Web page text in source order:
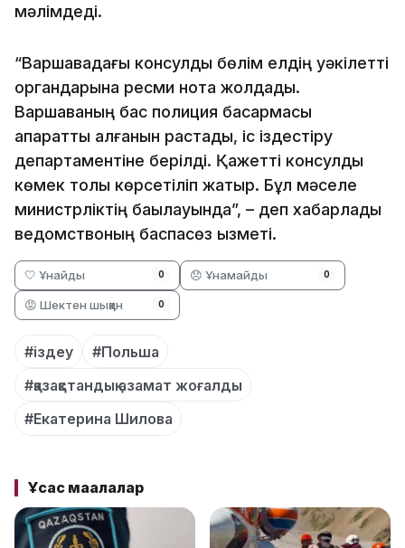
мәлімдеді.
“Варшавадағы консулдық бөлім елдің уәкілетті
органдарына ресми нота жолдады.
Варшаваның бас полиция басқармасы
ақпаратты алғанын растады, іс іздестіру
департаментіне берілді. Қажетті консулдық
көмек толық көрсетіліп жатыр. Бұл мәселе
министрліктің бақылауында”, – деп хабарлады
ведомствоның баспасөз қызметі.
🤍 Ұнайды 0 😞 Ұнамайды 0
😡 Шектен шыққан 0
#іздеу
#Польша
#қазақстандық азамат жоғалды
#Екатерина Шилова
Ұқсас мақалалар